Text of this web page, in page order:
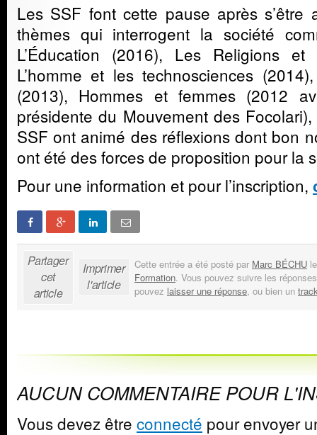
Les SSF font cette pause après s’être
thèmes qui interrogent la société
L’Éducation (2016), Les Religions
L’homme et les technosciences
(2013), Hommes et femmes (2012
présidente du Mouvement des
SSF ont animé des réflexions dont bon
ont été des forces de proposition pour la
Pour une information et pour l’inscription,
Partager
cet
article
Imprimer
l'article
Cette entrée a été posté par Marc BÉCHU
Formation. Vous pouvez suivre les
pouvez laisser une réponse, ou bien un
AUCUN COMMENTAIRE POUR
Vous devez être connecté pour envoyer